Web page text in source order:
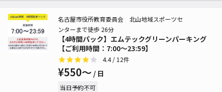
【4時間パック】エムテックグリーンパーキング
【ご利用時間：7:00～23:59】
名古屋市役所教育委員会 北山地域スポーツセ
ンターまで徒歩 26分
4.4/ 12件
¥550〜 / 日
当日予約不可